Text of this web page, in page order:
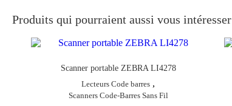
Produits qui pourraient aussi vous intéresser
Scanner portable ZEBRA LI4278
Lecteurs Code barres ,
Scanners Code-Barres Sans Fil